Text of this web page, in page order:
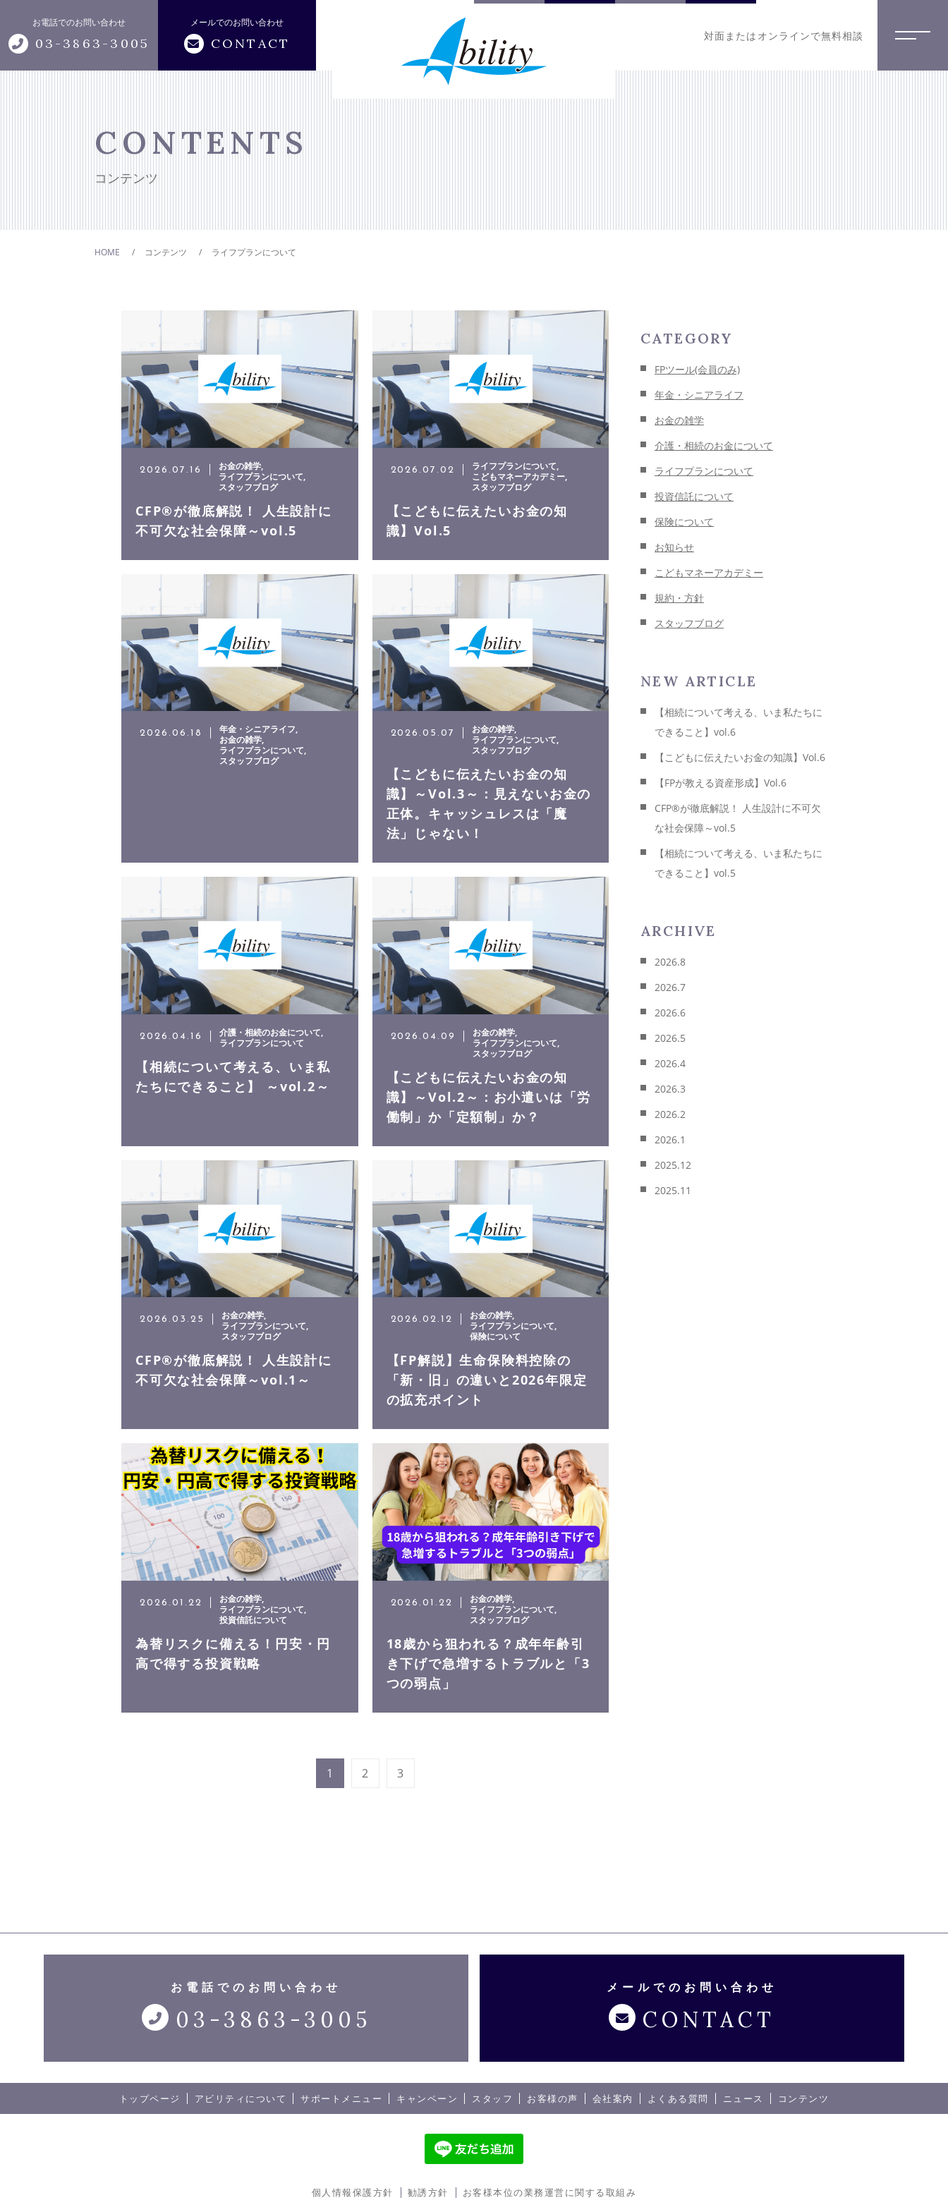
お電話でのお問い合わせ
03-3863-3005
メールでのお問い合わせ
CONTACT 対面またはオンラインで無料相談
トップページ
キャンペーン
スタッフ
お客様の声
会社案内
よくある質問
ニュース
コンテンツ
お問い合わせ
CONTENTS
コンテンツ
HOME コンテンツ ライフプランについて
2026.07.16
お金の雑学
ライフプランについて
スタッフブログ
CFP®が徹底解説！ 人生設計に
不可欠な社会保障～vol.5
2026.07.02
ライフプランについて
こどもマネーアカデミー
スタッフブログ
【こどもに伝えたいお金の知
識】Vol.5
2026.06.18
年金・シニアライフ
お金の雑学
ライフプランについて
スタッフブログ
2026.05.07
お金の雑学
ライフプランについて
スタッフブログ
【こどもに伝えたいお金の知
識】～Vol.3～：見えないお金の
正体。キャッシュレスは「魔
法」じゃない！
2026.04.16
介護・相続のお金について
ライフプランについて
【相続について考える、いま私
たちにできること】 ～vol.2～
2026.04.09
お金の雑学
ライフプランについて
スタッフブログ
【こどもに伝えたいお金の知
識】～Vol.2～：お小遣いは「労
働制」か「定額制」か？
2026.03.25
お金の雑学
ライフプランについて
スタッフブログ
CFP®が徹底解説！ 人生設計に
不可欠な社会保障～vol.1～
2026.02.12
お金の雑学
ライフプランについて
保険について
【FP解説】生命保険料控除の
「新・旧」の違いと2026年限定
の拡充ポイント
2026.01.22
お金の雑学
ライフプランについて
投資信託について
為替リスクに備える！円安・円
高で得する投資戦略
2026.01.22
お金の雑学
ライフプランについて
スタッフブログ
18歳から狙われる？成年年齢引
き下げで急増するトラブルと「3
つの弱点」
1 2 3
CATEGORY
FPツール(会員のみ)
年金・シニアライフ
お金の雑学
介護・相続のお金について
ライフプランについて
投資信託について
保険について
お知らせ
こどもマネーアカデミー
規約・方針
スタッフブログ
NEW ARTICLE
【相続について考える、いま私たちに
できること】vol.6
【こどもに伝えたいお金の知識】Vol.6
【FPが教える資産形成】Vol.6
CFP®が徹底解説！ 人生設計に不可欠
な社会保障～vol.5
【相続について考える、いま私たちに
できること】vol.5
ARCHIVE
2026.8
2026.7
2026.6
2026.5
2026.4
2026.3
2026.2
2026.1
2025.12
2025.11
お電話でのお問い合わせ
03-3863-3005
メールでのお問い合わせ
CONTACT
トップページ アビリティについて サポートメニュー キャンペーン スタッフ お客様の声 会社案内 よくある質問 ニュース コンテンツ
個人情報保護方針 勧誘方針 お客様本位の業務運営に関する取組み